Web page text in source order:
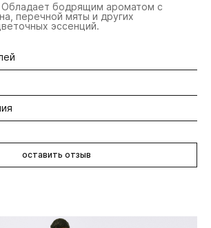
Обладает бодрящим ароматом с
перечной мяты и других
эссенций.
отзыв об этом продукте
Alcohol, Glyceryl Stearate,
Rosmarinus Officinalis
Simmondsia Chinensis (Jojoba)
Acids, Glycine Soja (Soybean) Oil,
с очищающим шампунем Rosemary
оставить отзыв